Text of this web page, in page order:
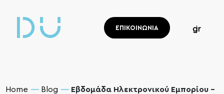
gr
ΕΠΙΚΟΙΝΩΝΙΑ
Home Blog
Εβδομάδα Ηλεκτρονικού Εμπορίου –